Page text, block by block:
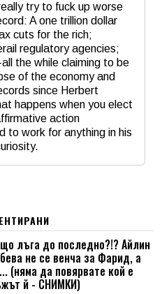
try to fuck up worse
A one trillion dollar
cuts for the rich;
regulatory agencies;
the while claiming to be
of the economy and
since Herbert
happens when you elect
action
to work for anything in his
лъга до последно?!? Айлин
не се венча за Фарид, а
(няма да повярвате кой е
й - СНИМКИ)